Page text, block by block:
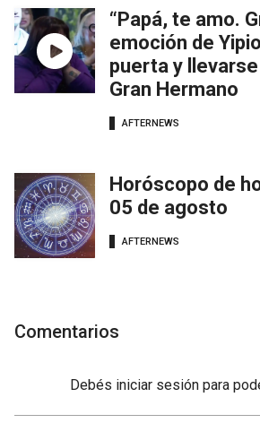
“Papá, te amo.
emoción de
puerta y
Gran Hermano
AFTERNEWS
Horóscopo de
05 de agosto
AFTERNEWS
Comentarios
Debés iniciar sesión para